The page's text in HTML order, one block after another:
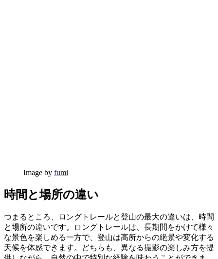
Image by fumi
時間と場所の違い
つまるところ、ロングトレールと登山の最大の違いは、時間
と場所の違いです。ロングトレールは、長期間をかけて様々
な景色を楽しめる一方で、登山は高所からの絶景や変化する
天候を体感できます。どちらも、異なる撮影の楽しみ方を提